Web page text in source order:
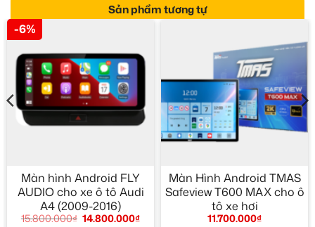
Sản phẩm tương tự
-6%
Màn hình Android FLY
AUDIO cho xe ô tô Audi
A4 (2009-2016)
15.800.000₫ 14.800.000₫
Màn Hình Android TMAS
Safeview T600 MAX cho ô
tô xe hơi
11.700.000₫